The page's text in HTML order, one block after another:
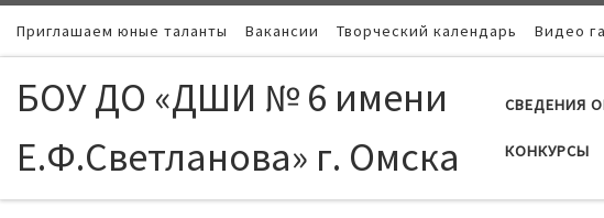
Skip to content
Приглашаем юные таланты Вакансии Творческий календарь Видео
БОУ ДО «ДШИ № 6 имени
Е.Ф.Светланова» г. Омска
СВЕДЕНИЯ
КОНКУРСЫ